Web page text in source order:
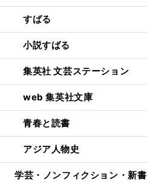
すばる
小説すばる
集英社 文芸ステーション
web 集英社文庫
青春と読書
アジア人物史
学芸・ノンフィクション・新書